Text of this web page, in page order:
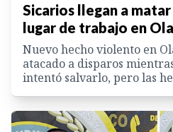
Sicarios llegan a
lugar de trabajo en
Nuevo hecho violento en
atacado a disparos
intentó salvarlo, pero las